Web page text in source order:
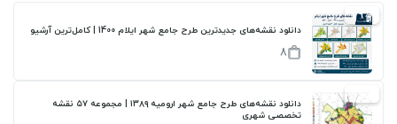
29%
دانلود نقشه‌های جدیدترین طرح جامع شهر ایلام 1400 | کامل‌ترین آرشیو
8
20%
دانلود نقشه‌های طرح جامع شهر ارومیه ۱۳۸۹ | مجموعه ۵۷ نقشه
تخصصی شهری